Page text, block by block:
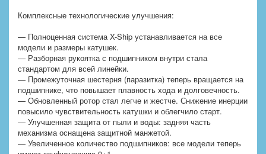
Комплексные технологические улучшения:
— Полноценная система X-Ship устанавливается на все
модели и размеры катушек.
— Разборная рукоятка с подшипником внутри стала
стандартом для всей линейки.
— Промежуточная шестерня (паразитка) теперь вращается на
подшипнике, что повышает плавность хода и долговечность.
— Обновленный ротор стал легче и жестче. Снижение инерции
повысило чувствительность катушки и облегчило старт.
— Улучшенная защита от пыли и воды: задняя часть
механизма оснащена защитной манжетой.
— Увеличенное количество подшипников: все модели теперь